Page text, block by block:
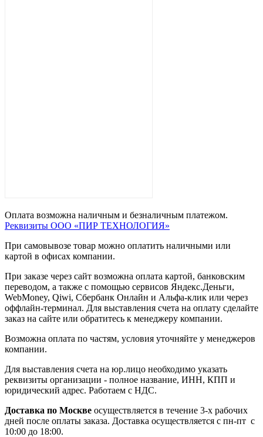
Оплата возможна наличным и безналичным платежом.
Реквизиты ООО «ПИР ТЕХНОЛОГИЯ»
При самовывозе товар можно оплатить наличными или
картой в офисах компании.
При заказе через сайт возможна оплата картой, банковским
переводом, а также с помощью сервисов Яндекс.Деньги,
WebMoney, Qiwi, Сбербанк Онлайн и Альфа-клик или через
оффлайн-терминал. Для выставления счета на оплату сделайте
заказ на сайте или обратитесь к менеджеру компании.
Возможна оплата по частям, условия уточняйте у менеджеров
компании.
Для выставления счета на юр.лицо необходимо указать
реквизиты организации - полное название, ИНН, КПП и
юридический адрес. Работаем с НДС.
Доставка по Москве осуществляется в течение 3-х рабочих
дней после оплаты заказа. Доставка осуществляется с пн-пт с
10:00 до 18:00.